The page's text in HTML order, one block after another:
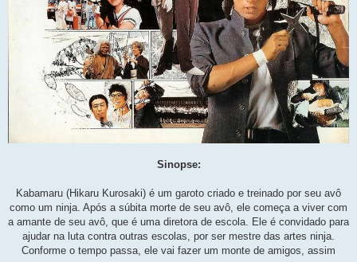
Sinopse:
Kabamaru (Hikaru Kurosaki) é um garoto criado e treinado por seu avô
como um ninja. Após a súbita morte de seu avô, ele começa a viver com
a amante de seu avô, que é uma diretora de escola. Ele é convidado para
ajudar na luta contra outras escolas, por ser mestre das artes ninja.
Conforme o tempo passa, ele vai fazer um monte de amigos, assim